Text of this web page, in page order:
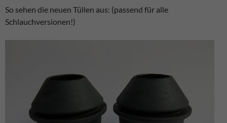
So sehen die neuen Tüllen aus: (passend für alle
Schlauchversionen!)